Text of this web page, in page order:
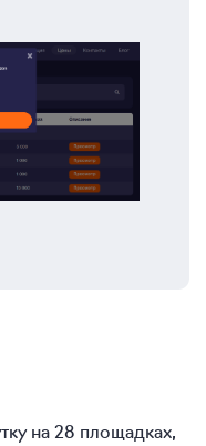
на 28 площадках,